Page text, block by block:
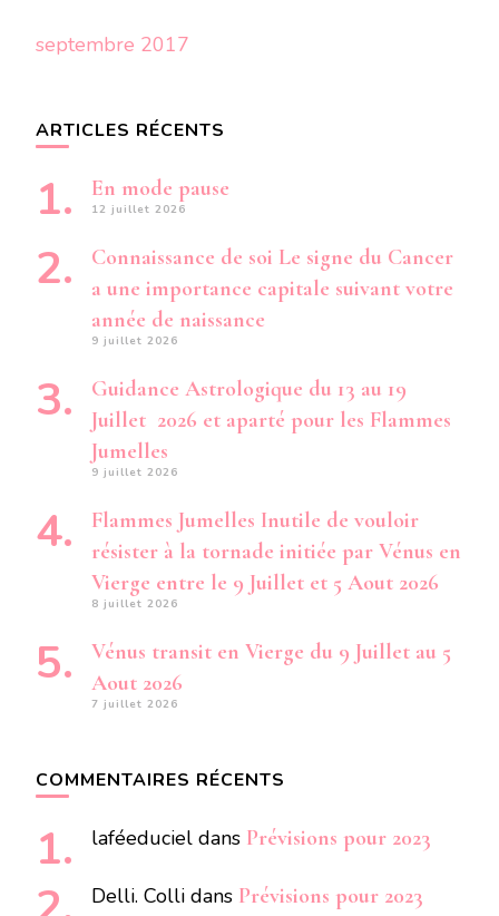
septembre 2017
ARTICLES RÉCENTS
En mode pause
12 juillet 2026
Connaissance de soi Le signe du Cancer
a une importance capitale suivant votre
année de naissance
9 juillet 2026
Guidance Astrologique du 13 au 19
Juillet 2026 et aparté pour les Flammes
Jumelles
9 juillet 2026
Flammes Jumelles Inutile de vouloir
résister à la tornade initiée par Vénus en
Vierge entre le 9 Juillet et 5 Aout 2026
8 juillet 2026
Vénus transit en Vierge du 9 Juillet au 5
Aout 2026
7 juillet 2026
COMMENTAIRES RÉCENTS
laféeduciel dans Prévisions pour 2023
Delli. Colli dans Prévisions pour 2023